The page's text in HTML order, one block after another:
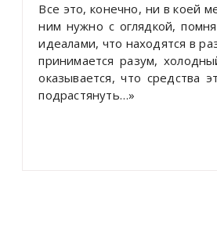
Все это, конечно, ни в коей
ним нужно с оглядкой,
идеалами, что находятся в
принимается разум,
оказывается, что средства
подрастянуть…»